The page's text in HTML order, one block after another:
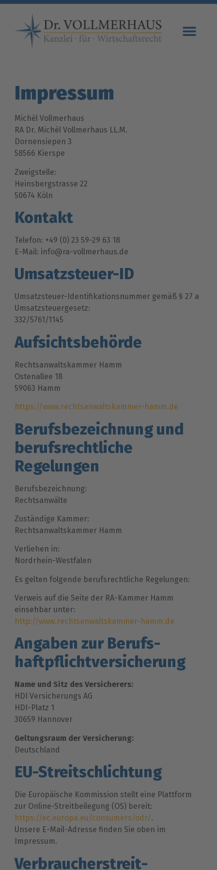
Impressum
Michèl Vollmerhaus
RA Dr. Michèl Vollmerhaus LL.M.
Dornensiepen 3
58566 Kierspe
Zweigstelle:
Heinsbergstrasse 22
50674 Köln
Kontakt
Telefon: +49 (0) 23 59-29 63 18
E-Mail: info@ra-vollmerhaus.de
Umsatzsteuer-ID
Umsatzsteuer-Identifikationsnummer gemäß § 27 a
Umsatzsteuergesetz:
332/5761/1145
Aufsichtsbehörde
Rechtsanwaltskammer Hamm
Ostenallee 18
59063 Hamm
https://www.rechtsanwaltskammer-hamm.de
Berufsbezeichnung und
berufsrechtliche
Regelungen
Berufsbezeichnung:
Rechtsanwälte
Zuständige Kammer:
Rechtsanwaltskammer Hamm
Verliehen in:
Nordrhein-Westfalen
Es gelten folgende berufsrechtliche Regelungen:
Verweis auf die Seite der RA-Kammer Hamm
einsehbar unter:
http://www.rechtsanwaltskammer-hamm.de
Angaben zur Berufs­
haftpflicht­versicherung
Name und Sitz des Versicherers:
HDI Versicherungs AG
HDI-Platz 1
30659 Hannover
Geltungsraum der Versicherung:
Deutschland
EU-Streitschlichtung
Die Europäische Kommission stellt eine Plattform
zur Online-Streitbeilegung (OS) bereit:
https://ec.europa.eu/consumers/odr/.
Unsere E-Mail-Adresse finden Sie oben im
Impressum.
Verbraucher­streit­